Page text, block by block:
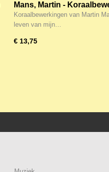
Mans, Martin -
(20)
Koraalbewerkingen van Martin
leven van mijn…
€ 13,75